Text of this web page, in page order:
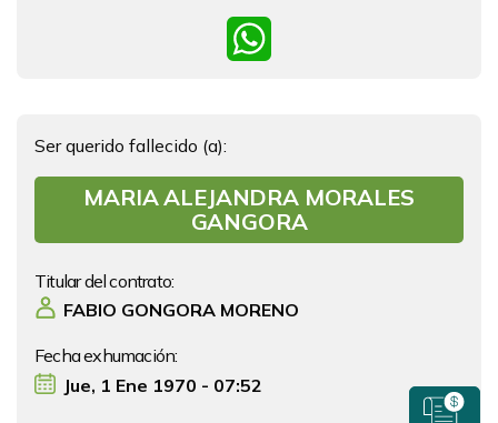
Ser querido fallecido (a):
MARIA ALEJANDRA MORALES
GANGORA
Titular del contrato:
FABIO GONGORA MORENO
Fecha exhumación:
Jue, 1 Ene 1970 - 07:52